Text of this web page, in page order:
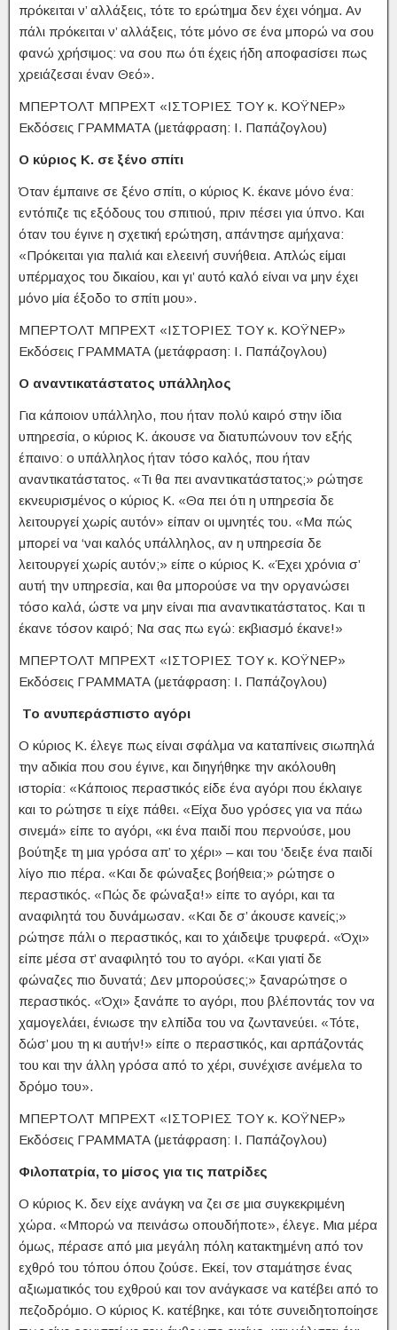
πρόκειται ν’ αλλάξεις, τότε το ερώτημα δεν έχει νόημα. Αν
πάλι πρόκειται ν’ αλλάξεις, τότε μόνο σε ένα μπορώ να σου
φανώ χρήσιμος: να σου πω ότι έχεις ήδη αποφασίσει πως
χρειάζεσαι έναν Θεό».
ΜΠΕΡΤΟΛΤ ΜΠΡΕΧΤ «ΙΣΤΟΡΙΕΣ ΤΟΥ κ. ΚΟΫΝΕΡ»
Εκδόσεις ΓΡΑΜΜΑΤΑ (μετάφραση: Ι. Παπάζογλου)
Ο κύριος Κ. σε ξένο σπίτι
Όταν έμπαινε σε ξένο σπίτι, ο κύριος Κ. έκανε μόνο ένα:
εντόπιζε τις εξόδους του σπιτιού, πριν πέσει για ύπνο. Και
όταν του έγινε η σχετική ερώτηση, απάντησε αμήχανα:
«Πρόκειται για παλιά και ελεεινή συνήθεια. Απλώς είμαι
υπέρμαχος του δικαίου, και γι’ αυτό καλό είναι να μην έχει
μόνο μία έξοδο το σπίτι μου».
ΜΠΕΡΤΟΛΤ ΜΠΡΕΧΤ «ΙΣΤΟΡΙΕΣ ΤΟΥ κ. ΚΟΫΝΕΡ»
Εκδόσεις ΓΡΑΜΜΑΤΑ (μετάφραση: Ι. Παπάζογλου)
Ο αναντικατάστατος υπάλληλος
Για κάποιον υπάλληλο, που ήταν πολύ καιρό στην ίδια
υπηρεσία, ο κύριος Κ. άκουσε να διατυπώνουν τον εξής
έπαινο: ο υπάλληλος ήταν τόσο καλός, που ήταν
αναντικατάστατος. «Τι θα πει αναντικατάστατος;» ρώτησε
εκνευρισμένος ο κύριος Κ. «Θα πει ότι η υπηρεσία δε
λειτουργεί χωρίς αυτόν» είπαν οι υμνητές του. «Μα πώς
μπορεί να ‘ναι καλός υπάλληλος, αν η υπηρεσία δε
λειτουργεί χωρίς αυτόν;» είπε ο κύριος Κ. «Έχει χρόνια σ’
αυτή την υπηρεσία, και θα μπορούσε να την οργανώσει
τόσο καλά, ώστε να μην είναι πια αναντικατάστατος. Και τι
έκανε τόσον καιρό; Να σας πω εγώ: εκβιασμό έκανε!»
ΜΠΕΡΤΟΛΤ ΜΠΡΕΧΤ «ΙΣΤΟΡΙΕΣ ΤΟΥ κ. ΚΟΫΝΕΡ»
Εκδόσεις ΓΡΑΜΜΑΤΑ (μετάφραση: Ι. Παπάζογλου)
Το ανυπεράσπιστο αγόρι
Ο κύριος Κ. έλεγε πως είναι σφάλμα να καταπίνεις σιωπηλά
την αδικία που σου έγινε, και διηγήθηκε την ακόλουθη
ιστορία: «Κάποιος περαστικός είδε ένα αγόρι που έκλαιγε
και το ρώτησε τι είχε πάθει. «Είχα δυο γρόσες για να πάω
σινεμά» είπε το αγόρι, «κι ένα παιδί που περνούσε, μου
βούτηξε τη μια γρόσα απ’ το χέρι» – και του ‘δειξε ένα παιδί
λίγο πιο πέρα. «Και δε φώναξες βοήθεια;» ρώτησε ο
περαστικός. «Πώς δε φώναξα!» είπε το αγόρι, και τα
αναφιλητά του δυνάμωσαν. «Και δε σ’ άκουσε κανείς;»
ρώτησε πάλι ο περαστικός, και το χάιδεψε τρυφερά. «Όχι»
είπε μέσα στ’ αναφιλητό του το αγόρι. «Και γιατί δε
φώναζες πιο δυνατά; Δεν μπορούσες;» ξαναρώτησε ο
περαστικός. «Όχι» ξανάπε το αγόρι, που βλέποντάς τον να
χαμογελάει, ένιωσε την ελπίδα του να ζωντανεύει. «Τότε,
δώσ’ μου τη κι αυτήν!» είπε ο περαστικός, και αρπάζοντάς
του και την άλλη γρόσα από το χέρι, συνέχισε ανέμελα το
δρόμο του».
ΜΠΕΡΤΟΛΤ ΜΠΡΕΧΤ «ΙΣΤΟΡΙΕΣ ΤΟΥ κ. ΚΟΫΝΕΡ»
Εκδόσεις ΓΡΑΜΜΑΤΑ (μετάφραση: Ι. Παπάζογλου)
Φιλοπατρία, το μίσος για τις πατρίδες
Ο κύριος Κ. δεν είχε ανάγκη να ζει σε μια συγκεκριμένη
χώρα. «Μπορώ να πεινάσω οπουδήποτε», έλεγε. Μια μέρα
όμως, πέρασε από μια μεγάλη πόλη κατακτημένη από τον
εχθρό του τόπου όπου ζούσε. Εκεί, τον σταμάτησε ένας
αξιωματικός του εχθρού και τον ανάγκασε να κατέβει από το
πεζοδρόμιο. Ο κύριος Κ. κατέβηκε, και τότε συνειδητοποίησε